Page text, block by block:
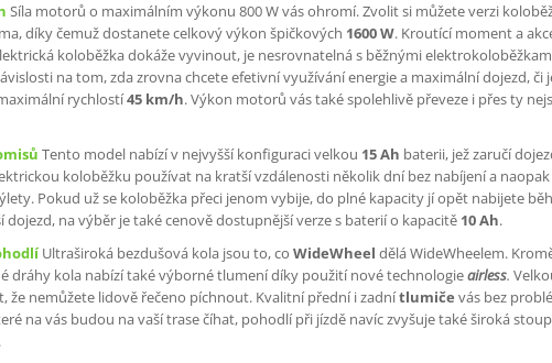
Síla motorů o maximálním výkonu 800 W vás ohromí. Zvolit si můžete verzi
díky čemuž dostanete celkový výkon špičkových 1600 W. Kroutící moment a
koloběžka dokáže vyvinout, je nesrovnatelná s běžnými
na tom, zda zrovna chcete efetivní využívání energie a maximální dojezd, či
rychlostí45 km/h. Výkon motorů vás také spolehlivě převeze i přes ty
Tento model nabízí v nejvyšší konfiguraci velkou 15 Ah baterii, jež zaručí
koloběžku používat na kratší vzdálenosti několik dní bez nabíjení a
Pokud už se koloběžka přeci jenom vybije, do plné kapacity jí opět nabijete
dojezd, na výběr je také cenově dostupnější verze s baterií o kapacitě 10 Ah.
Ultraširoká bezdušová kola jsou to, co WideWheel dělá WideWheelem.
dráhy kola nabízí také výborné tlumení díky použití nové technologieairless.
že nemůžete lidově řečeno píchnout. Kvalitní přední i zadnítlumiče vás bez
na vás budou na vaší trase číhat, pohodlí při jízdě navíc zvyšuje také široká